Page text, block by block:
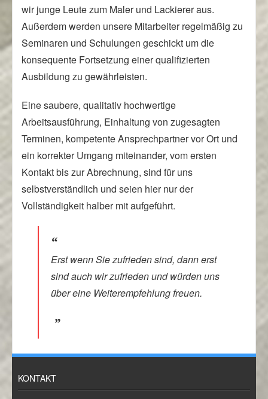
wir junge Leute zum Maler und Lackierer aus.
Außerdem werden unsere Mitarbeiter regelmäßig zu
Seminaren und Schulungen geschickt um die
konsequente Fortsetzung einer qualifizierten
Ausbildung zu gewährleisten.
Eine saubere, qualitativ hochwertige
Arbeitsausführung, Einhaltung von zugesagten
Terminen, kompetente Ansprechpartner vor Ort und
ein korrekter Umgang miteinander, vom ersten
Kontakt bis zur Abrechnung, sind für uns
selbstverständlich und seien hier nur der
Vollständigkeit halber mit aufgeführt.
Erst wenn Sie zufrieden sind, dann erst
sind auch wir zufrieden und würden uns
über eine Weiterempfehlung freuen.
KONTAKT